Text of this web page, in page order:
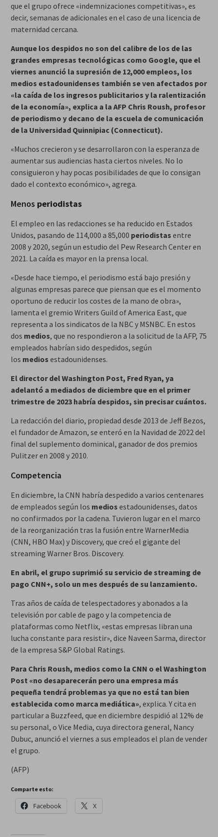
que el grupo ofrece «indemnizaciones competitivas», es
decir, semanas de adicionales en el caso de una licencia de
maternidad cercana.
Aunque los despidos no son del calibre de los de las
grandes empresas tecnológicas como Google, que el
viernes anunció la supresión de 12,000 empleos, los
medios estadounidenses también se ven afectados por
«la caída de los ingresos publicitarios y la ralentización
de la economía», explica a la AFP Chris Roush, profesor
de periodismo y decano de la escuela de comunicación
de la Universidad Quinnipiac (Connecticut).
«Muchos crecieron y se desarrollaron con la esperanza de
aumentar sus audiencias hasta ciertos niveles. No lo
consiguieron y hay pocas posibilidades de que lo consigan
dado el contexto económico», agrega.
Menos periodistas
El empleo en las redacciones se ha reducido en Estados
Unidos, pasando de 114,000 a 85,000 periodistas entre
2008 y 2020, según un estudio del Pew Research Center en
2021. La caída es mayor en la prensa local.
«Desde hace tiempo, el periodismo está bajo presión y
algunas empresas parece que piensan que es el momento
oportuno de reducir los costes de la mano de obra»,
lamenta el gremio Writers Guild of America East, que
representa a los sindicatos de la NBC y MSNBC. En estos
dos medios, que no respondieron a la solicitud de la AFP, 75
empleados habrían sido despedidos, según
los medios estadounidenses.
El director del Washington Post, Fred Ryan, ya
adelantó a mediados de diciembre que en el primer
trimestre de 2023 habría despidos, sin precisar cuántos.
La redacción del diario, propiedad desde 2013 de Jeff Bezos,
el fundador de Amazon, se enteró en la Navidad de 2022 del
final del suplemento dominical, ganador de dos premios
Pulitzer en 2008 y 2010.
Competencia
En diciembre, la CNN habría despedido a varios centenares
de empleados según los medios estadounidenses, datos
no confirmados por la cadena. Tuvieron lugar en el marco
de la reorganización tras la fusión entre WarnerMedia
(CNN, HBO Max) y Discovery, que creó el gigante del
streaming Warner Bros. Discovery.
En abril, el grupo suprimió su servicio de streaming de
pago CNN+, solo un mes después de su lanzamiento.
Tras años de caída de telespectadores y abonados a la
televisión por cable de pago y la competencia de
plataformas como Netflix, «estas empresas libran una
lucha constante para resistir», dice Naveen Sarma, director
de la empresa S&P Global Ratings.
Para Chris Roush, medios como la CNN o el Washington
Post «no desaparecerán pero una empresa más
pequeña tendrá problemas ya que no está tan bien
establecida como marca mediática», explica. Y cita en
particular a Buzzfeed, que en diciembre despidió al 12% de
su personal, o Vice Media, cuya directora general, Nancy
Dubuc, anunció el viernes a sus empleados el plan de vender
el grupo.
(AFP)
Comparte esto:
Facebook X